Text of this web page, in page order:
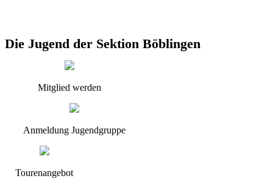
Die Jugend der Sektion Böblingen
Mitglied werden
Anmeldung Jugendgruppe
Tourenangebot